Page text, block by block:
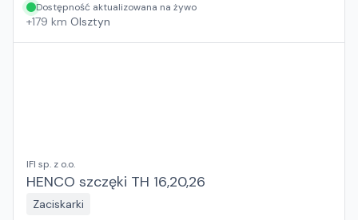
Dostępność aktualizowana na żywo
+179 km Olsztyn
IFI sp. z o.o.
HENCO szczęki TH 16,20,26
Zaciskarki